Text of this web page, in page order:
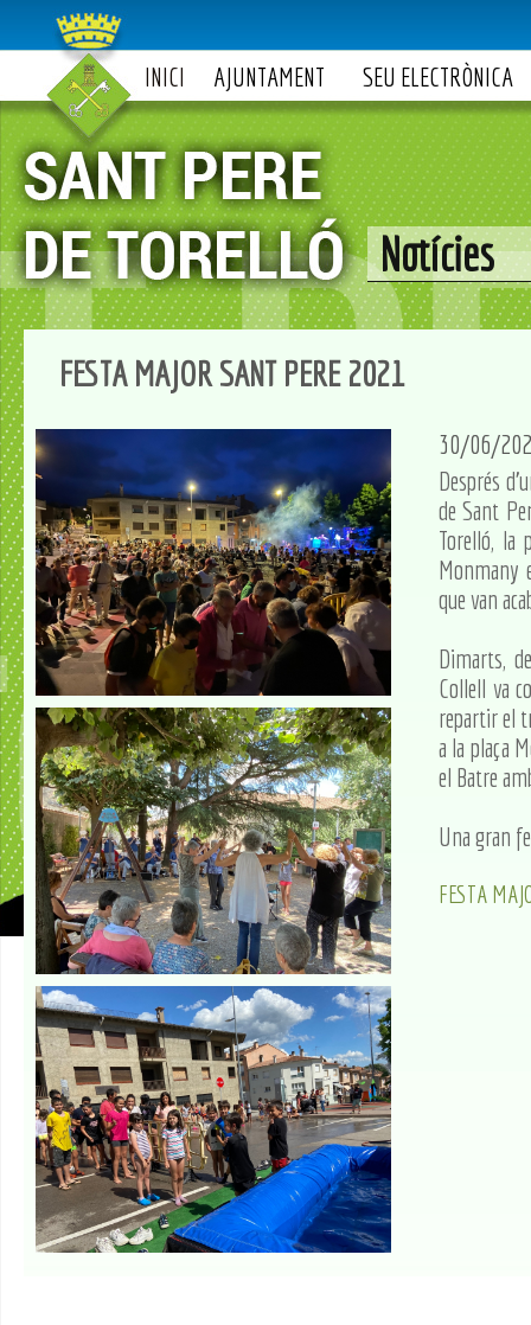
INICI AJUNTAMENT SEU ELECTRÒNICA
Notícies
FESTA MAJOR SANT PERE 2021
30/06/
Després
de Sant
Torelló, la
Monmany
que van
Dimarts,
Collell va
repartir el
a la plaça
el Batre
Una gran
FESTA